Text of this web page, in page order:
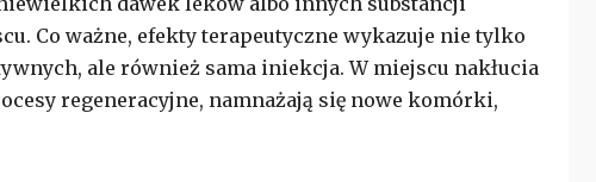
Co ważne, efekty terapeutyczne wykazuje nie tylko
ale również sama iniekcja. W miejscu nakłucia
regeneracyjne, namnażają się nowe komórki,